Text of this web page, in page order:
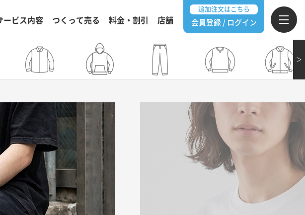
ービス内容 つくって売る 料金・割引 店舗
追加注文はこちら
会員登録 / ログイン
＞